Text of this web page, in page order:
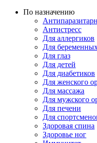
По назначению
Антистресс
Для аллергиков
Для
Для глаз
Для детей
Для диабетиков
Для женского
Для массажа
Для мужского
Для печени
Для
Здоровая спина
Здоровье ног